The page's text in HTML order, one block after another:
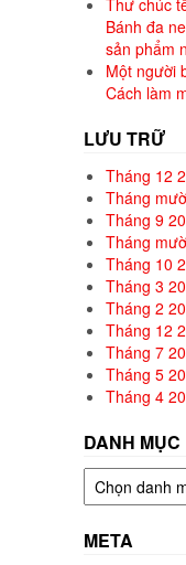
Thư chúc
Bánh đa
sản phẩm
Một người
Cách làm
LƯU TRỮ
Tháng 12
Tháng
Tháng 9
Tháng
Tháng 10
Tháng 3
Tháng 2
Tháng 12
Tháng 7
Tháng 5
Tháng 4
DANH MỤC
Danh
mục
META